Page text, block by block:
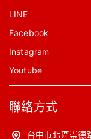
LINE
Facebook
Instagram
Youtube
聯絡方式
台中市北區崇德